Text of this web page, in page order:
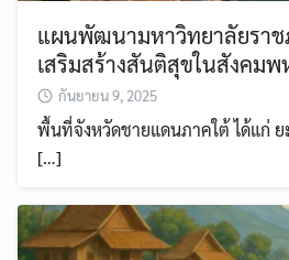
แผนพัฒนามหาวิทยาลัยราช
เสริมสร้างสันติสุขในสังคม
กันยายน 9, 2025
พื้นที่จังหวัดชายแดนภาคใต้ ได้แก่
[…]